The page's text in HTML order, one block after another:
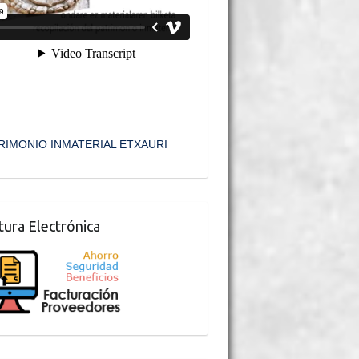
INMATERIAL ETXAURI
Electrónica